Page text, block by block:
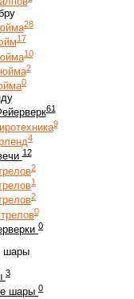
28
17
10
2
0
61
9
4
12
2
1
2
0
0
шары
3
шары 0